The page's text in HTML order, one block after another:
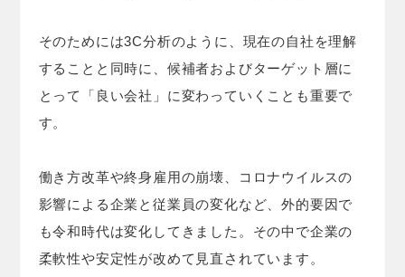
そのためには3C分析のように、現在の自社を理解
することと同時に、候補者およびターゲット層に
とって「良い会社」に変わっていくことも重要で
す。
働き方改革や終身雇用の崩壊、コロナウイルスの
影響による企業と従業員の変化など、外的要因で
も令和時代は変化してきました。その中で企業の
柔軟性や安定性が改めて見直されています。